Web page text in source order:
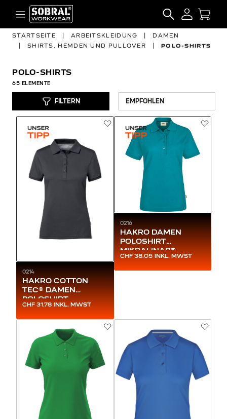
Zum Inhalt springen
SEARCH
STARTSEITE ARBEITSKLEIDUNG
DAMEN
SHIRTS, HEMDEN UND PULLOVER POLO-SHIRTS
POLO-SHIRTS
65 ELEMENTE
FILTERN
0214
HAKRO COTTON
TEC® DAMEN
POLOSHIRT
CHF 31.78 INKL. MWST
0216
HAKRO DAMEN
POLOSHIRT
MIKRALINAR®
CHF 38.05 INKL. MWST